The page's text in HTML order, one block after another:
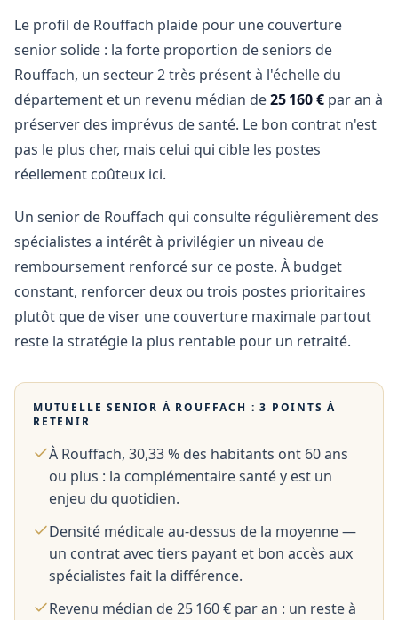
Le profil de Rouffach plaide pour une couverture
senior solide : la forte proportion de seniors de
Rouffach, un secteur 2 très présent à l'échelle du
département et un revenu médian de25 160 € par an à
préserver des imprévus de santé. Le bon contrat n'est
pas le plus cher, mais celui qui cible les postes
réellement coûteux ici.
Un senior de Rouffach qui consulte régulièrement des
spécialistes a intérêt à privilégier un niveau de
remboursement renforcé sur ce poste. À budget
constant, renforcer deux ou trois postes prioritaires
plutôt que de viser une couverture maximale partout
reste la stratégie la plus rentable pour un retraité.
MUTUELLE SENIOR À ROUFFACH : 3 POINTS À
RETENIR
À Rouffach, 30,33 % des habitants ont 60 ans
ou plus : la complémentaire santé y est un
enjeu du quotidien.
Densité médicale au-dessus de la moyenne —
un contrat avec tiers payant et bon accès aux
spécialistes fait la différence.
Revenu médian de 25 160 € par an : un reste à